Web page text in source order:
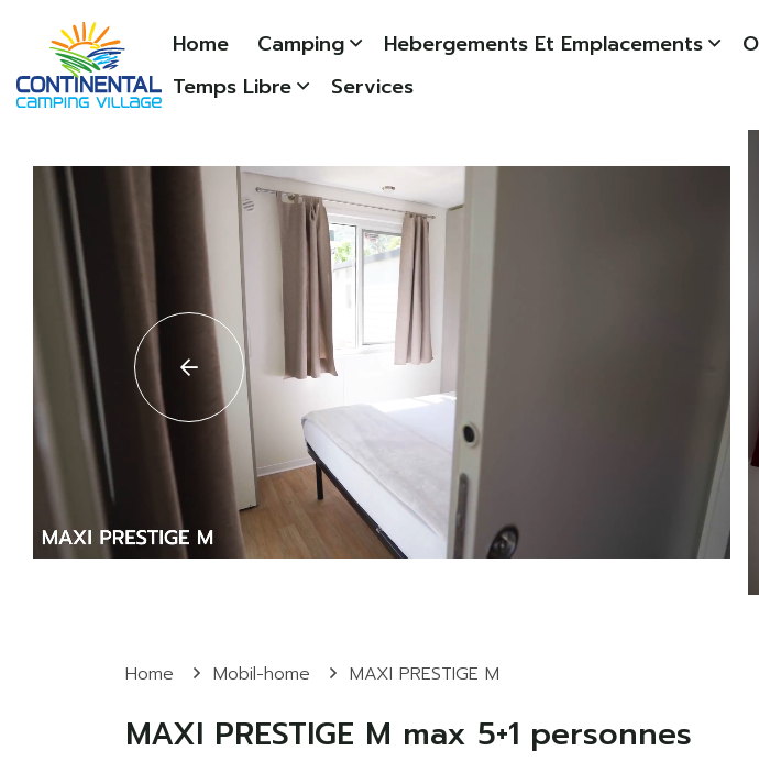
Home Camping Hebergements Et Emplacements
Temps Libre
Services
Home Mobil-home MAXI PRESTIGE M
MAXI PRESTIGE M max 5+1 personnes